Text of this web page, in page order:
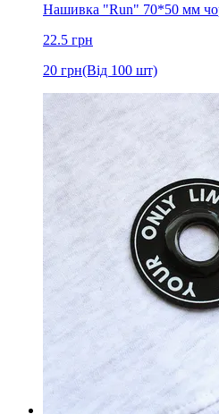
Нашивка "Run" 70*50 мм
22.5 грн
20 грн(Від 100 шт)